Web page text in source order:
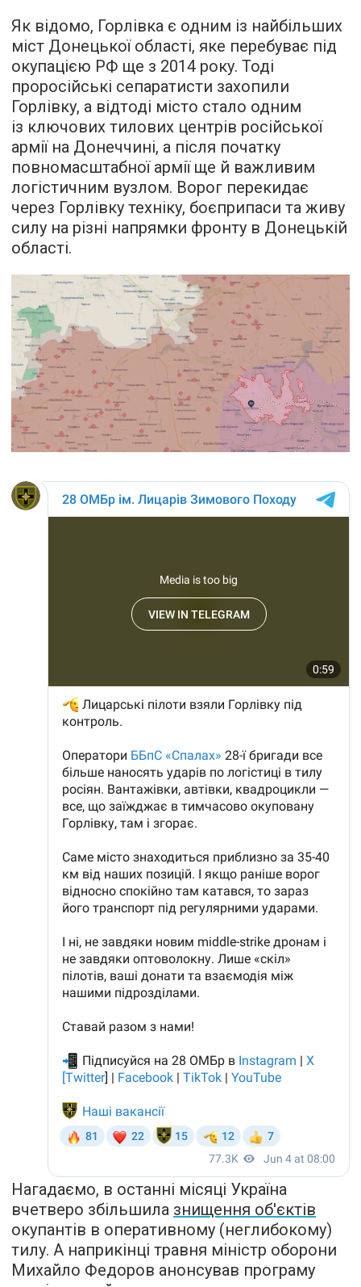
Як відомо, Горлівка є одним із найбільших
міст Донецької області, яке перебуває під
окупацією РФ ще з 2014 року. Тоді
проросійські сепаратисти захопили
Горлівку, а відтоді місто стало одним
із ключових тилових центрів російської
армії на Донеччині, а після початку
повномасштабної армії ще й важливим
логістичним вузлом. Ворог перекидає
через Горлівку техніку, боєприпаси та живу
силу на різні напрямки фронту в Донецькій
області.
Нагадаємо, в останні місяці Україна
вчетверо збільшила знищення об'єктів
окупантів в оперативному (неглибокому)
тилу. А наприкінці травня міністр оборони
Михайло Федоров анонсував програму